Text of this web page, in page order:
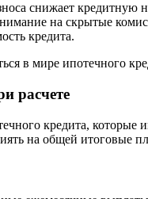
снижает кредитную
на скрытые
кредита.
в мире ипотечного
расчете
кредита,
на общей итоговые